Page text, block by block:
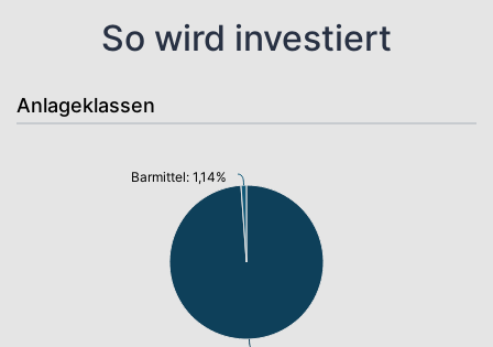
So wird investiert
Anlageklassen
Barmittel: 1,14%